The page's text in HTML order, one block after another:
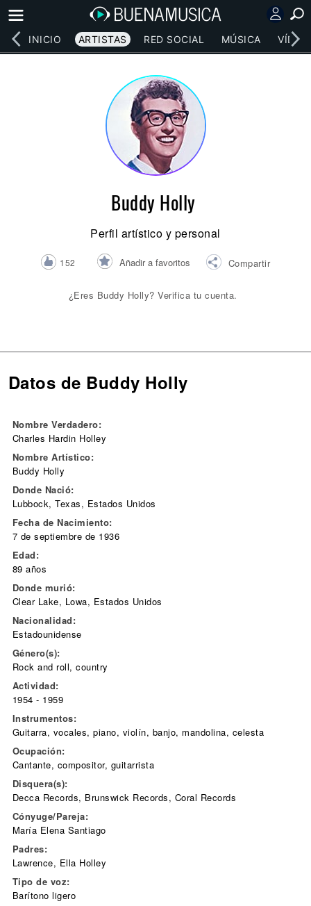
INICIO ARTISTAS RED SOCIAL MÚSICA
Buddy Holly
Perfil artístico y personal
152 Añadir a favoritos Compartir
¿Eres Buddy Holly? Verifica tu cuenta.
Datos de Buddy Holly
Nombre Verdadero:
Charles Hardin Holley
Nombre Artístico:
Buddy Holly
Donde Nació:
Lubbock, Texas, Estados Unidos
Fecha de Nacimiento:
7 de septiembre de 1936
Edad:
89 años
Donde murió:
Clear Lake, Lowa, Estados Unidos
Nacionalidad:
Estadounidense
Género(s):
Rock and roll, country
Actividad:
1954 - 1959
Instrumentos:
Guitarra, vocales, piano, violín, banjo, mandolina, celesta
Ocupación:
Cantante, compositor, guitarrista
Disquera(s):
Decca Records, Brunswick Records, Coral Records
Cónyuge/Pareja:
María Elena Santiago
Padres:
Lawrence, Ella Holley
Tipo de voz:
Barítono ligero